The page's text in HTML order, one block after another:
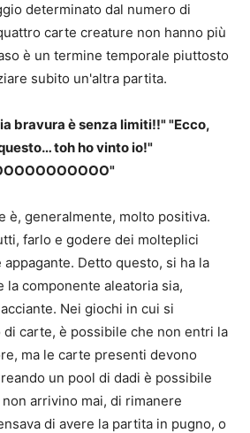
determinato dal numero di
carte creature non hanno più
è un termine temporale piuttosto
subito un'altra partita.
bravura è senza limiti!!" "Ecco,
toh ho vinto io!"
è, generalmente, molto positiva.
farlo e godere dei molteplici
Detto questo, si ha la
componente aleatoria sia,
Nei giochi in cui si
carte, è possibile che non entri la
ma le carte presenti devono
un pool di dadi è possibile
arrivino mai, di rimanere
di avere la partita in pugno, o